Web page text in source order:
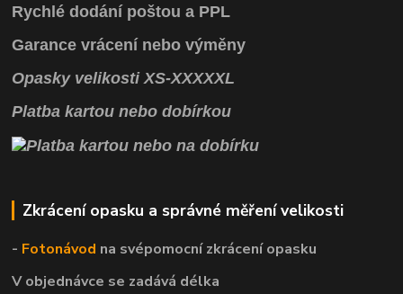
Rychlé dodání poštou a PPL
Garance vrácenínebo výměny
OpaskyvelikostiXS-XXXXXL
Platba kartou nebo dobírkou
Zkrácení opasku a správné měření velikosti
- Fotonávod na svépomocnízkrácení opasku
V objednávce se zadává délka